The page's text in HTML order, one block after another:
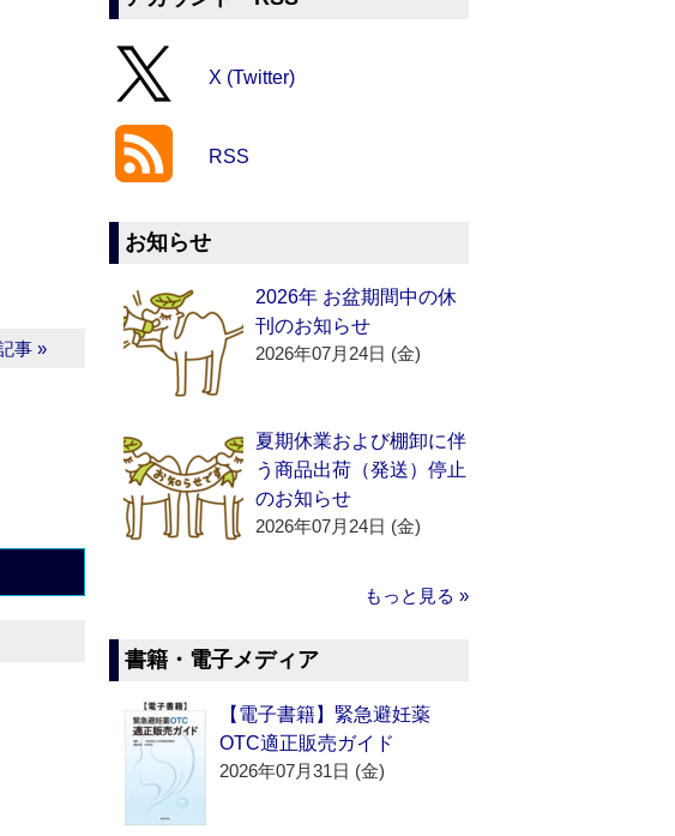
事 »
X (Twitter)
RSS
お知らせ
2026年 お盆期間中の休
刊のお知らせ
2026年07月24日 (金)
夏期休業および棚卸に伴
う商品出荷（発送）停止
のお知らせ
2026年07月24日 (金)
もっと見る »
書籍・電子メディア
【電子書籍】緊急避妊薬
OTC適正販売ガイド
2026年07月31日 (金)